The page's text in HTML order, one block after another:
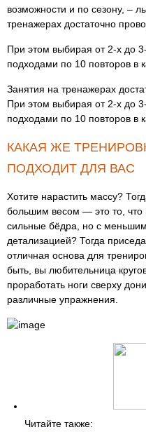
возможности и по сезону, –
тренажерах достаточно
При этом выбирая от 2-х до
подходами по 10 повторов в
Занятия на тренажерах
При этом выбирая от 2-х до
подходами по 10 повторов в
КАКАЯ ЖЕ
ПОДХОДИТ ДЛЯ ВАС
Хотите нарастить массу?
большим весом — это то, что
сильные бёдра, но с
детализацией? Тогда
отличная основа для
быть, вы любительница
проработать ноги сверху
различные упражнения.
Читайте также: